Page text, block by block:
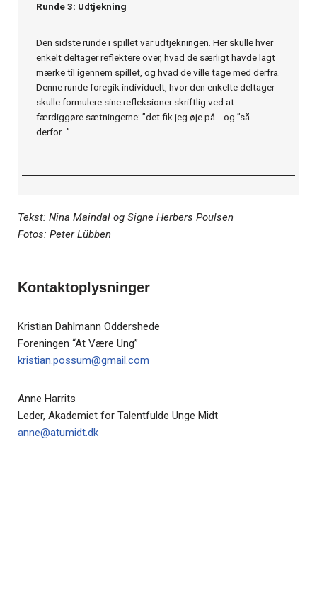
Runde 3: Udtjekning
Den sidste runde i spillet var udtjekningen. Her skulle hver
enkelt deltager reflektere over, hvad de særligt havde lagt
mærke til igennem spillet, og hvad de ville tage med derfra.
Denne runde foregik individuelt, hvor den enkelte deltager
skulle formulere sine refleksioner skriftlig ved at
færdiggøre sætningerne: ”det fik jeg øje på… og ”så
derfor…”.
Tekst: Nina Maindal og Signe Herbers Poulsen
Fotos: Peter Lübben
Kontaktoplysninger
Kristian Dahlmann Oddershede
Foreningen “At Være Ung”
kristian.possum@gmail.com
Anne Harrits
Leder, Akademiet for Talentfulde Unge Midt
anne@atumidt.dk